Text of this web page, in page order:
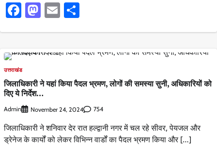
Facebook
Mastodon
Email
उत्तराखंड
जिलाधिकारी ने यहां किया पैदल भ्रमण, लोगों की समस्या सुनी, अधिकारियों को
दिए ये निर्देश…
Admin November 24, 2024 754
जिलाधिकारी ने शनिवार देर रात हल्द्वानी नगर में चल रहे सीवर, पेयजल और
ड्रेनेज के कार्यों को लेकर विभिन्न वार्डों का पैदल भ्रमण किया और […]